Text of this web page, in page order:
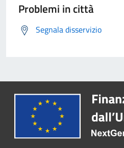
Problemi in città
Segnala disservizio